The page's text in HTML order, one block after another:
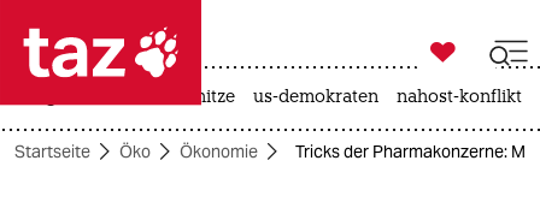
 taz zahl ich
taz zahl ich

taz zahl ich
hitze us-demokraten nahost-konflikt
Startseite Öko Ökonomie Tricks der Pharmakonzerne: